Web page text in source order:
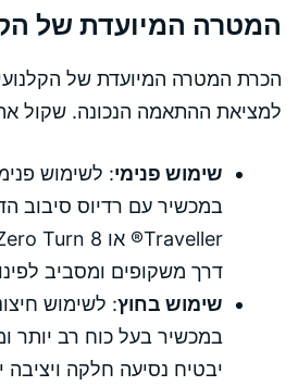
המטרה המיועדת של
הכרת המטרה המיועדת של
למציאת ההתאמה הנכונה. שקול
שימוש פנימי: לשימוש
דרך משקופים ומסביב
שימוש בחוץ: לשימוש
במכשיר בעל כוח רב יותר
יבטיח נסיעה חלקה